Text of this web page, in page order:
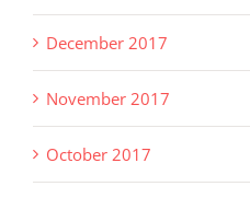
December 2017
November 2017
October 2017